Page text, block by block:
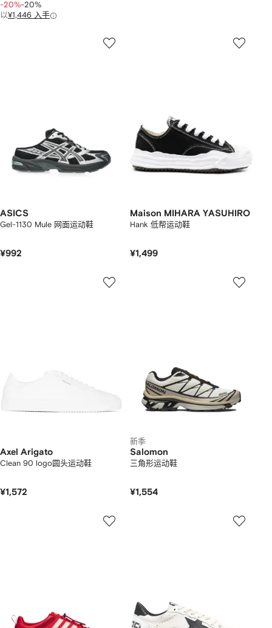
-20%-20%
以¥1,446 入手
ASICS
Gel-1130 Mule 网面运动鞋
¥992
Maison MIHARA YASUHIRO
Hank 低帮运动鞋
¥1,499
Axel Arigato
Clean 90 logo圆头运动鞋
¥1,572
新季
Salomon
三角形运动鞋
¥1,554